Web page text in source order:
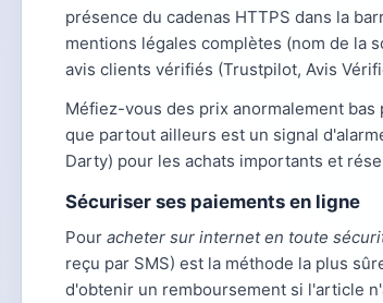
présence du cadenas HTTPS dans la
mentions légales complètes (nom de la
avis clients vérifiés (Trustpilot, Avis
Méfiez-vous des prix anormalement
que partout ailleurs est un signal
Darty) pour les achats importants et
Sécuriser ses paiements en ligne
Pour acheter sur internet en toute
reçu par SMS) est la méthode la plus
d'obtenir un remboursement si l'article